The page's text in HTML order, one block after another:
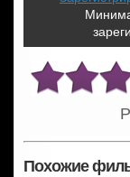
Похожие